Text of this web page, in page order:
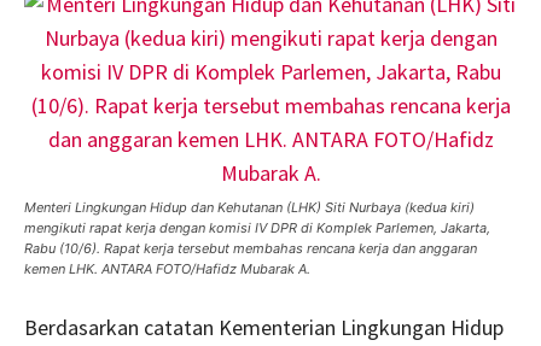
Menteri Lingkungan Hidup dan Kehutanan (LHK) Siti Nurbaya (kedua kiri)
mengikuti rapat kerja dengan komisi IV DPR di Komplek Parlemen, Jakarta,
Rabu (10/6). Rapat kerja tersebut membahas rencana kerja dan anggaran
kemen LHK. ANTARA FOTO/Hafidz Mubarak A.
Berdasarkan catatan Kementerian Lingkungan Hidup